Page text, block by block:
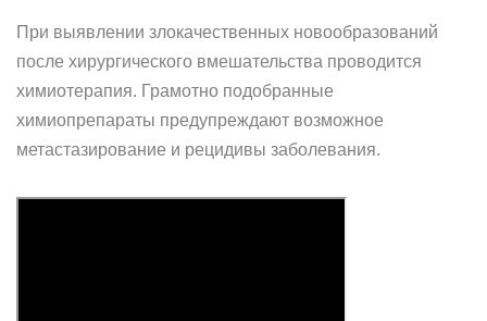
При выявлении злокачественных новообразований
после хирургического вмешательства проводится
химиотерапия. Грамотно подобранные
химиопрепараты предупреждают возможное
метастазирование и рецидивы заболевания.